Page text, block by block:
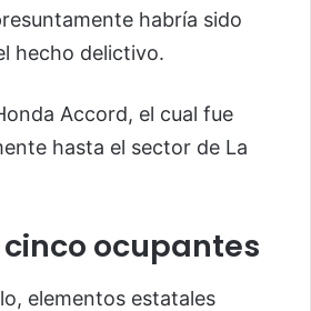
habría sido
hecho delictivo.
Accord, el cual fue
hasta el sector de La
ocupantes
elementos estatales